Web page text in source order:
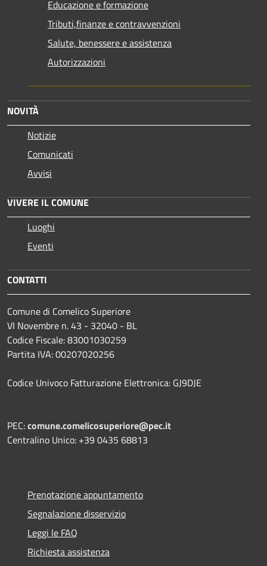
Educazione e formazione
Tributi,finanze e contravvenzioni
Salute, benessere e assistenza
Autorizzazioni
NOVITÀ
Notizie
Comunicati
Avvisi
VIVERE IL COMUNE
Luoghi
Eventi
CONTATTI
Comune di Comelico Superiore
VI Novembre n. 43 - 32040 - BL
Codice Fiscale: 83001030259
Partita IVA: 00207020256
Codice Univoco Fatturazione Elettronica: GJ9DJE
PEC:comune.comelicosuperiore@pec.it
Centralino Unico: +39 0435 68813
Prenotazione appuntamento
Segnalazione disservizio
Leggi le FAQ
Richiesta assistenza